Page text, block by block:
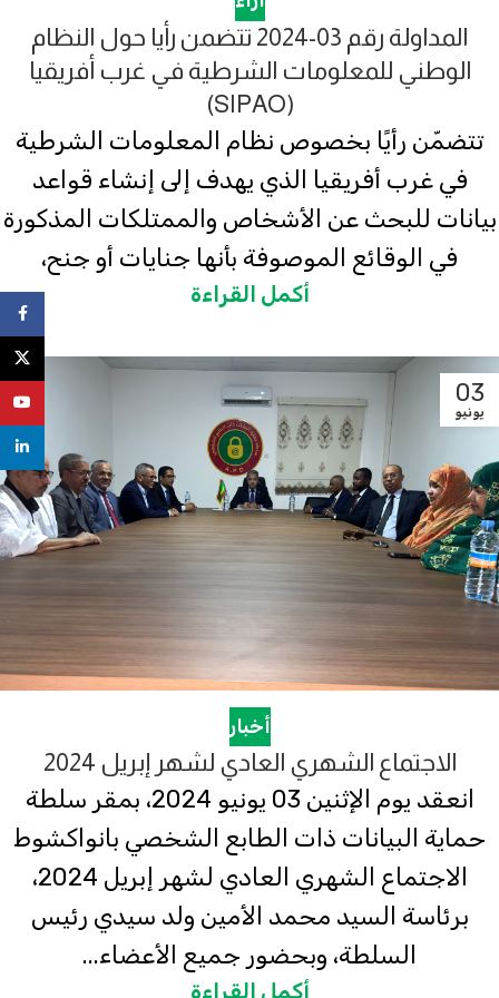
المداولة رقم 03-2024 تتضمن رأيا حول النظام
الوطني للمعلومات الشرطية في غرب أفريقيا
(SIPAO)
تتضمّن رأيًا بخصوص نظام المعلومات الشرطية
في غرب أفريقيا الذي يهدف إلى إنشاء قواعد
بيانات للبحث عن الأشخاص والممتلكات المذكورة
في الوقائع الموصوفة بأنها جنايات أو جنح،
أكمل القراءة
03
يونيو
أخبار
الاجتماع الشهري العادي لشهر إبريل 2024
انعقد يوم الإثنين 03 يونيو 2024، بمقر سلطة
حماية البيانات ذات الطابع الشخصي بانواكشوط
الاجتماع الشهري العادي لشهر إبريل 2024،
برئاسة السيد محمد الأمين ولد سيدي رئيس
السلطة، وبحضور جميع الأعضاء...
أكمل القراءة